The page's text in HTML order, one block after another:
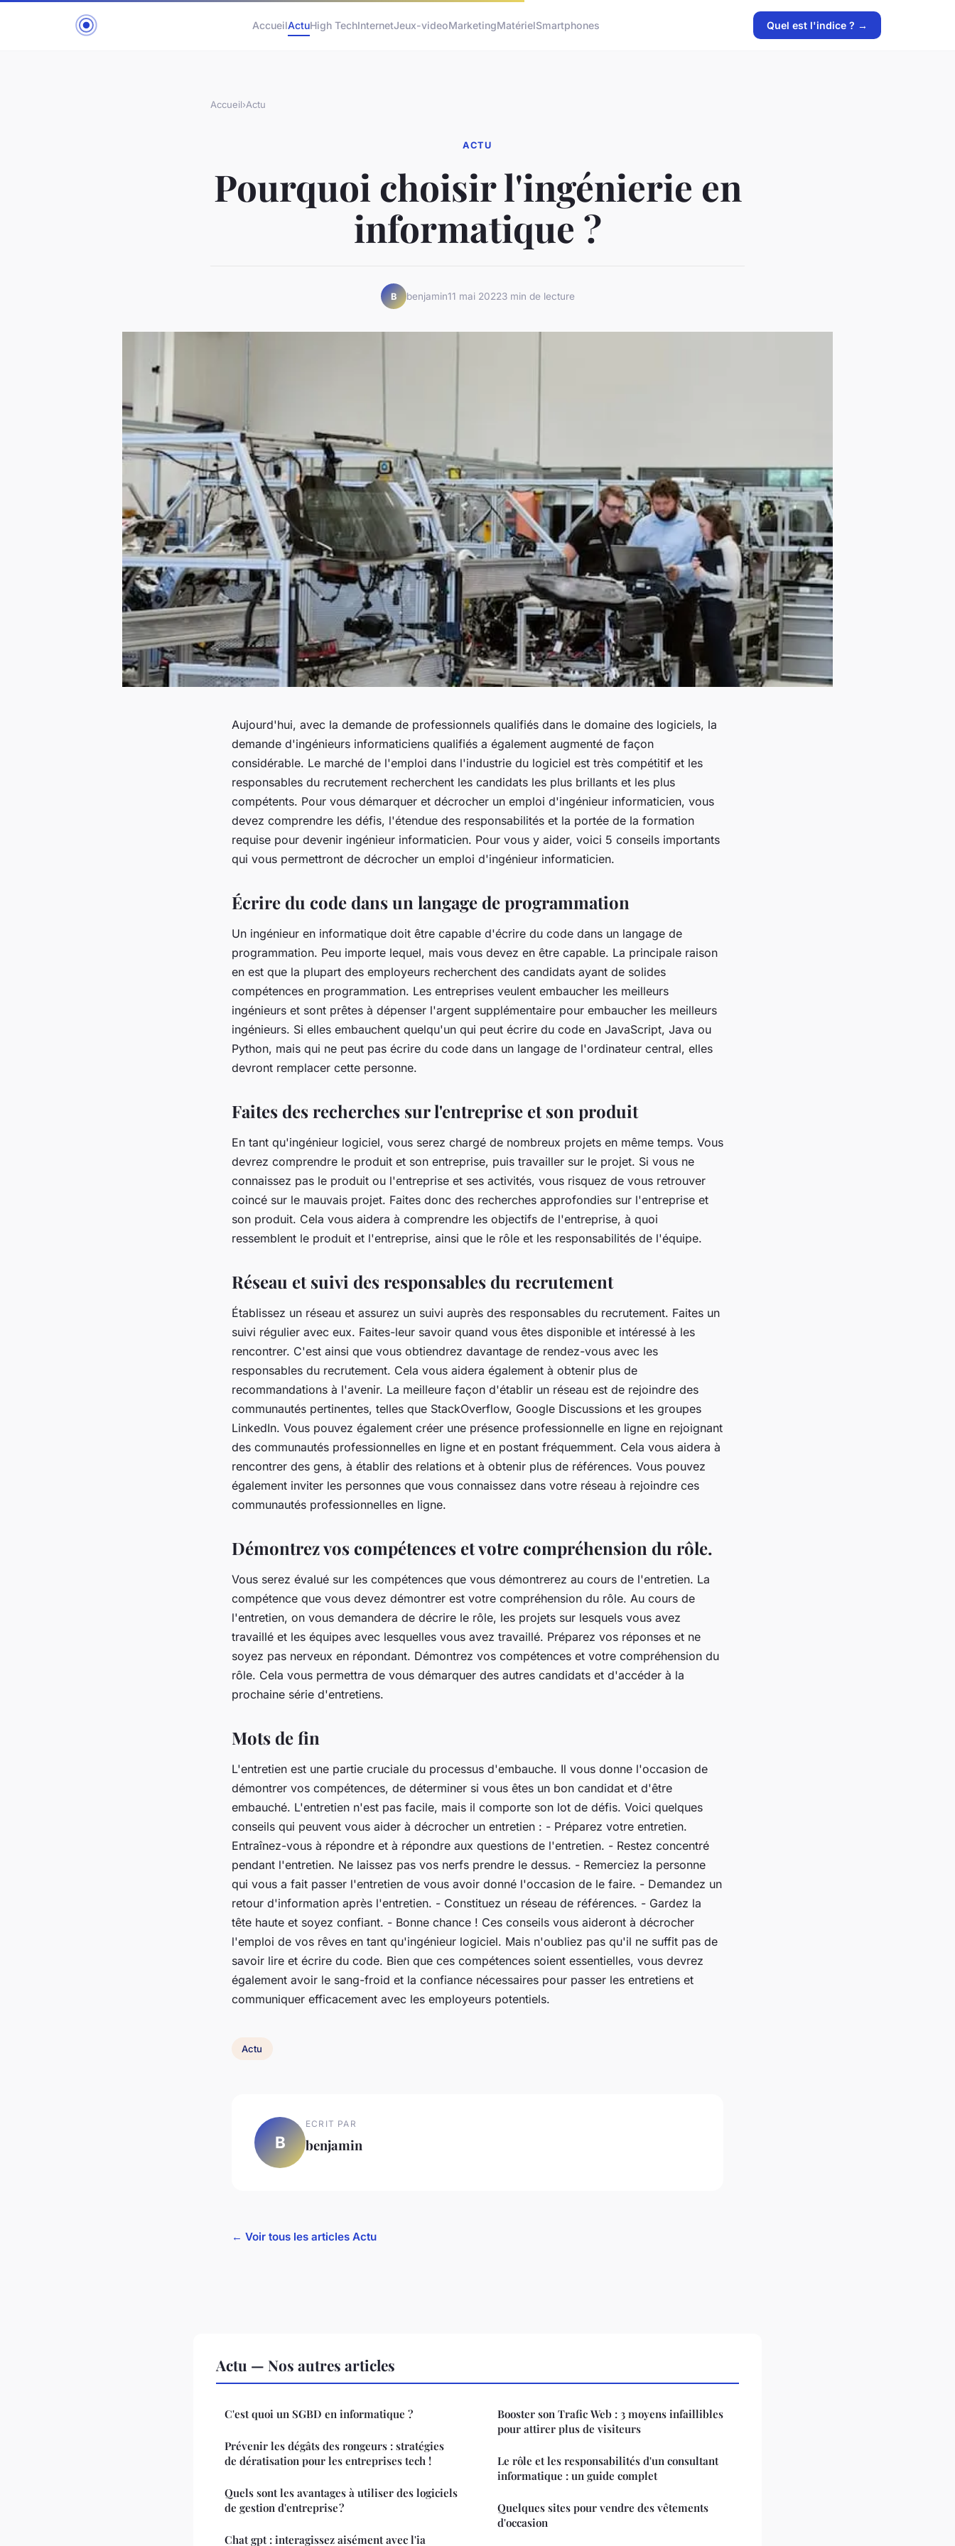
AccueilActuHigh TechInternetJeux-videoMarketingMatérielSmartphones Quel est l'indice ? →
Accueil›Actu
ACTU
Pourquoi choisir l'ingénierie en
informatique ?
B benjamin11 mai 20223 min de lecture
Aujourd'hui, avec la demande de professionnels qualifiés dans le domaine des logiciels, la
demande d'ingénieurs informaticiens qualifiés a également augmenté de façon
considérable. Le marché de l'emploi dans l'industrie du logiciel est très compétitif et les
responsables du recrutement recherchent les candidats les plus brillants et les plus
compétents. Pour vous démarquer et décrocher un emploi d'ingénieur informaticien, vous
devez comprendre les défis, l'étendue des responsabilités et la portée de la formation
requise pour devenir ingénieur informaticien. Pour vous y aider, voici 5 conseils importants
qui vous permettront de décrocher un emploi d'ingénieur informaticien.
Écrire du code dans un langage de programmation
Un ingénieur en informatique doit être capable d'écrire du code dans un langage de
programmation. Peu importe lequel, mais vous devez en être capable. La principale raison
en est que la plupart des employeurs recherchent des candidats ayant de solides
compétences en programmation. Les entreprises veulent embaucher les meilleurs
ingénieurs et sont prêtes à dépenser l'argent supplémentaire pour embaucher les meilleurs
ingénieurs. Si elles embauchent quelqu'un qui peut écrire du code en JavaScript, Java ou
Python, mais qui ne peut pas écrire du code dans un langage de l'ordinateur central, elles
devront remplacer cette personne.
Faites des recherches sur l'entreprise et son produit
En tant qu'ingénieur logiciel, vous serez chargé de nombreux projets en même temps. Vous
devrez comprendre le produit et son entreprise, puis travailler sur le projet. Si vous ne
connaissez pas le produit ou l'entreprise et ses activités, vous risquez de vous retrouver
coincé sur le mauvais projet. Faites donc des recherches approfondies sur l'entreprise et
son produit. Cela vous aidera à comprendre les objectifs de l'entreprise, à quoi
ressemblent le produit et l'entreprise, ainsi que le rôle et les responsabilités de l'équipe.
Réseau et suivi des responsables du recrutement
Établissez un réseau et assurez un suivi auprès des responsables du recrutement. Faites un
suivi régulier avec eux. Faites-leur savoir quand vous êtes disponible et intéressé à les
rencontrer. C'est ainsi que vous obtiendrez davantage de rendez-vous avec les
responsables du recrutement. Cela vous aidera également à obtenir plus de
recommandations à l'avenir. La meilleure façon d'établir un réseau est de rejoindre des
communautés pertinentes, telles que StackOverflow, Google Discussions et les groupes
LinkedIn. Vous pouvez également créer une présence professionnelle en ligne en rejoignant
des communautés professionnelles en ligne et en postant fréquemment. Cela vous aidera à
rencontrer des gens, à établir des relations et à obtenir plus de références. Vous pouvez
également inviter les personnes que vous connaissez dans votre réseau à rejoindre ces
communautés professionnelles en ligne.
Démontrez vos compétences et votre compréhension du rôle.
Vous serez évalué sur les compétences que vous démontrerez au cours de l'entretien. La
compétence que vous devez démontrer est votre compréhension du rôle. Au cours de
l'entretien, on vous demandera de décrire le rôle, les projets sur lesquels vous avez
travaillé et les équipes avec lesquelles vous avez travaillé. Préparez vos réponses et ne
soyez pas nerveux en répondant. Démontrez vos compétences et votre compréhension du
rôle. Cela vous permettra de vous démarquer des autres candidats et d'accéder à la
prochaine série d'entretiens.
Mots de fin
L'entretien est une partie cruciale du processus d'embauche. Il vous donne l'occasion de
démontrer vos compétences, de déterminer si vous êtes un bon candidat et d'être
embauché. L'entretien n'est pas facile, mais il comporte son lot de défis. Voici quelques
conseils qui peuvent vous aider à décrocher un entretien : - Préparez votre entretien.
Entraînez-vous à répondre et à répondre aux questions de l'entretien. - Restez concentré
pendant l'entretien. Ne laissez pas vos nerfs prendre le dessus. - Remerciez la personne
qui vous a fait passer l'entretien de vous avoir donné l'occasion de le faire. - Demandez un
retour d'information après l'entretien. - Constituez un réseau de références. - Gardez la
tête haute et soyez confiant. - Bonne chance ! Ces conseils vous aideront à décrocher
l'emploi de vos rêves en tant qu'ingénieur logiciel. Mais n'oubliez pas qu'il ne suffit pas de
savoir lire et écrire du code. Bien que ces compétences soient essentielles, vous devrez
également avoir le sang-froid et la confiance nécessaires pour passer les entretiens et
communiquer efficacement avec les employeurs potentiels.
Actu
B
ECRIT PAR
benjamin
← Voir tous les articles Actu
Actu — Nos autres articles
C'est quoi un SGBD en informatique ?
Prévenir les dégâts des rongeurs : stratégies
de dératisation pour les entreprises tech !
Quels sont les avantages à utiliser des logiciels
de gestion d'entreprise ?
Chat gpt : interagissez aisément avec l'ia
Booster son Trafic Web : 3 moyens infaillibles
pour attirer plus de visiteurs
Le rôle et les responsabilités d'un consultant
informatique : un guide complet
Quelques sites pour vendre des vêtements
d'occasion